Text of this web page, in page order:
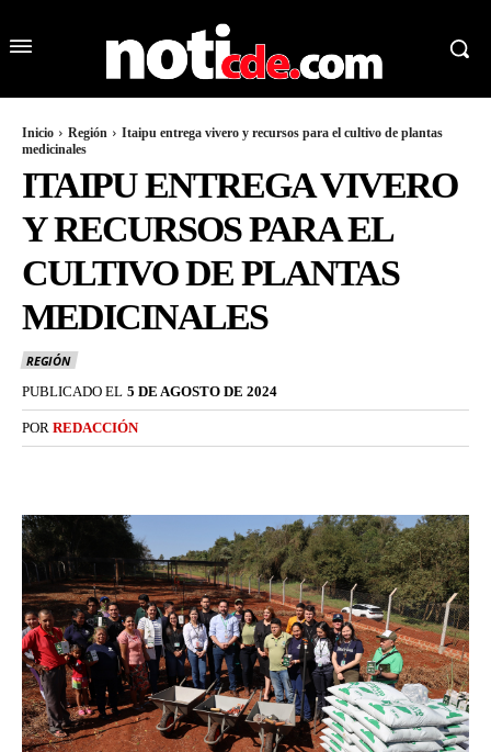
Inicio Región
Itaipu entrega vivero y recursos para el cultivo de plantas
medicinales
ITAIPU ENTREGA VIVERO
Y RECURSOS PARA EL
CULTIVO DE PLANTAS
MEDICINALES
REGIÓN
PUBLICADO EL 5 DE AGOSTO DE 2024
POR REDACCIÓN